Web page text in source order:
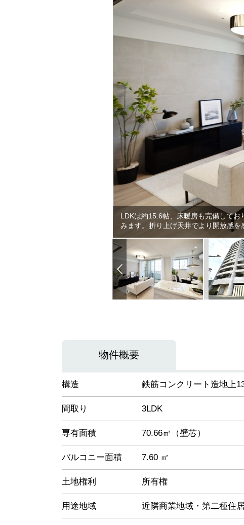
LDKは約15.6帖、床暖房も完備して
みます。折り上げ天井でより開放感を
物件概要
構造 鉄筋コンクリート造地上
間取り 3LDK
専有面積 70.66㎡（壁芯）
バルコニー面積 7.60 ㎡
土地権利 所有権
用途地域 近隣商業地域・第二種住